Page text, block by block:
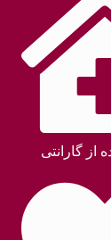
از گارانتی